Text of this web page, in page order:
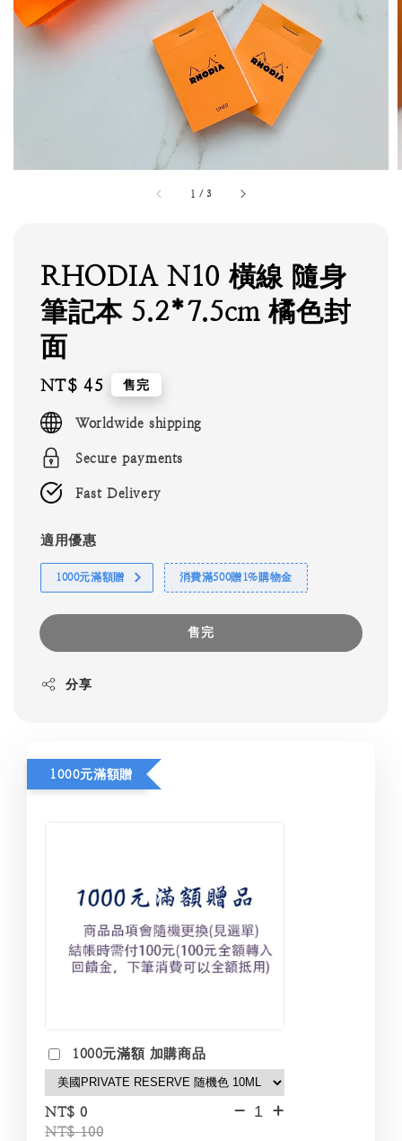
1 /3
RHODIA N10 橫線 隨身
筆記本 5.2*7.5cm 橘色封
面
Regular
price
NT$ 45 售完
Worldwide shipping
Secure payments
Fast Delivery
適用優惠
1000元滿額贈 消費滿500贈1%購物金
售完
分享
1000元滿額贈
1000元滿額 加購商品
NT$ 0
NT$ 100
- +